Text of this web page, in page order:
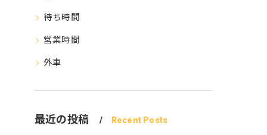
待ち時間
営業時間
外車
最近の投稿 Recent Posts